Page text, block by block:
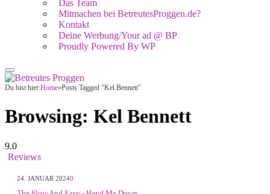
Das Team
Mitmachen bei BetreutesProggen.de?
Kontakt
Deine Werbung/Your ad @ BP
Proudly Powered By WP
Du bist hier:Home»Posts Tagged "Kel Bennett"
Browsing: Kel Bennett
9.0
Reviews
24. JANUAR 20240